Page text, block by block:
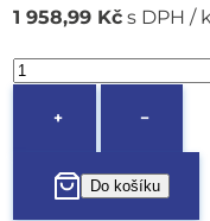
1 958,99 Kč s DPH /
+ −